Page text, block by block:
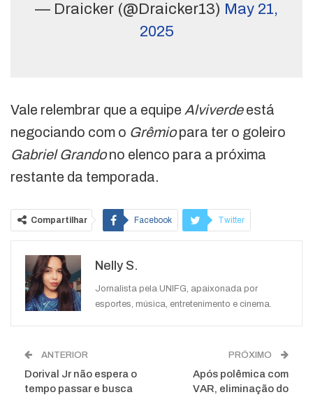
— Draicker (@Draicker13) May 21,
2025
Vale relembrar que a equipe Alviverdeestá
negociando com o Grêmiopara ter o goleiro
Gabriel Grandono elenco para a próxima
restante da temporada.
Compartilhar Facebook Twitter
WhatsApp
Nelly S.
Jornalista pela UNIFG, apaixonada por
esportes, música, entretenimento e cinema.
ANTERIOR
Dorival Jr não espera o
tempo passar e busca
PRÓXIMO
Após polêmica com
VAR, eliminação do